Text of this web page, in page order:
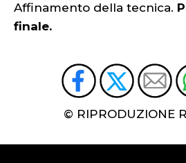
Affinamento della tecnica.
finale.
© RIPRODUZIONE